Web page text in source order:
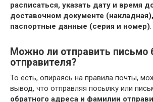
расписаться, указать дату и время
доставочном документе
паспортные данные (серия и номер).
Можно ли отправить письмо
отправителя?
То есть, опираясь на правила почты,
вывод, что отправляя посылку или
обратного адреса и фамилии